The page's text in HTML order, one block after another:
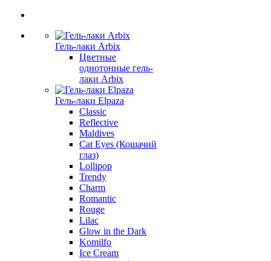
Гель-лаки Arbix
Цветные
однотонные гель-
лаки Arbix
Гель-лаки Elpaza
Classic
Reflective
Maldives
Cat Eyes (Кошачий
глаз)
Lollipop
Trendy
Charm
Romantic
Rouge
Lilac
Glow in the Dark
Komilfo
Ice Cream